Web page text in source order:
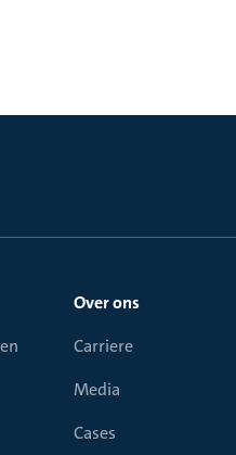
Over ons
Carriere
Media
Cases